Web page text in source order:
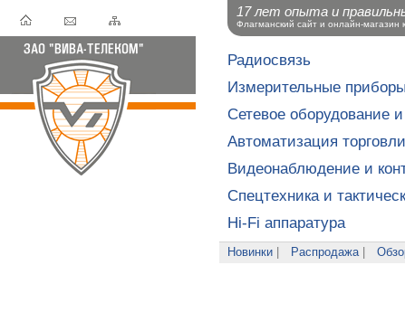
Радиосвязь
Измерительные приборы
Сетевое оборудование
Автоматизация
Видеонаблюдение и
Спецтехника и
Hi-Fi аппаратура
Новинки Распродажа|
17 лет опыта и
Флагманский сайт и онлайн-